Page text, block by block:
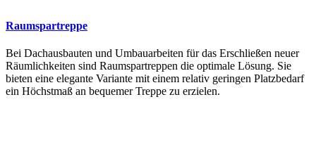
Raumspartreppe
Bei Dachausbauten und Umbauarbeiten für das Erschließen neuer
Räumlichkeiten sind Raumspartreppen die optimale Lösung. Sie
bieten eine elegante Variante mit einem relativ geringen Platzbedarf
ein Höchstmaß an bequemer Treppe zu erzielen.